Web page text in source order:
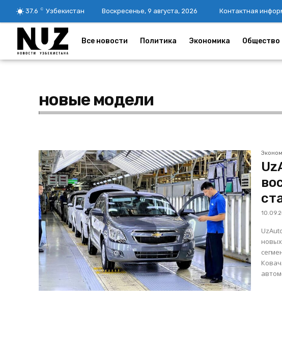
37.6 C Узбекистан Воскресенье, 9 августа, 2026 Контактная
Все новости Политика Экономика Общество
новые модели
Ковач. Сейчас мощности завода составляют 550 тысяч